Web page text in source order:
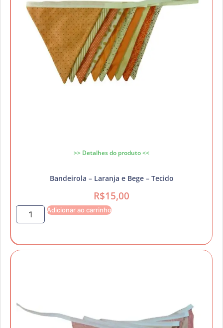
>> Detalhes do produto <<
Bandeirola – Laranja e Bege – Tecido
R$15,00
Adicionar ao carrinho